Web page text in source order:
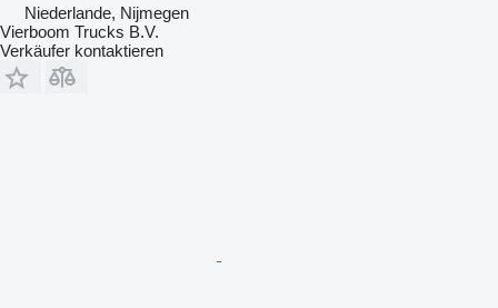
Niederlande, Nijmegen
Vierboom Trucks B.V.
Verkäufer kontaktieren